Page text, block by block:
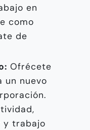
en
como
de
Ofrécete
un nuevo
y trabajo